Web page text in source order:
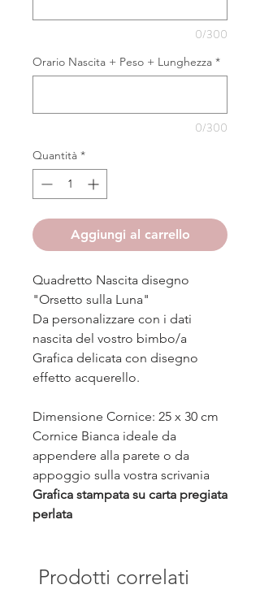
0/300
Orario Nascita + Peso + Lunghezza *
0/300
Quantità *
Aggiungi al carrello
Quadretto Nascita disegno
"Orsetto sulla Luna"
Da personalizzare con i dati
nascita del vostro bimbo/a
Grafica delicata con disegno
effetto acquerello.
Dimensione Cornice: 25 x 30 cm
Cornice Bianca ideale da
appendere alla parete o da
appoggio sulla vostra scrivania
Grafica stampata su carta pregiata
perlata
Prodotti correlati